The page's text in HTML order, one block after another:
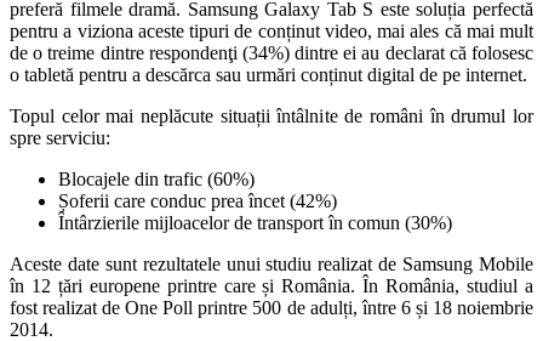
preferă filmele dramă. Samsung Galaxy Tab S este soluția perfectă
pentru a viziona aceste tipuri de conținut video, mai ales că mai mult
de o treime dintre respondenţi (34%) dintre ei au declarat că folosesc
o tabletă pentru a descărca sau urmări conținut digital de pe internet.
Topul celor mai neplăcute situații întâlnite de români în drumul lor
spre serviciu:
Blocajele din trafic (60%)
Șoferii care conduc prea încet (42%)
Întârzierile mijloacelor de transport în comun (30%)
Aceste date sunt rezultatele unui studiu realizat de Samsung Mobile
în 12 țări europene printre care și România. În România, studiul a
fost realizat de One Poll printre 500 de adulți, între 6 și 18 noiembrie
2014.